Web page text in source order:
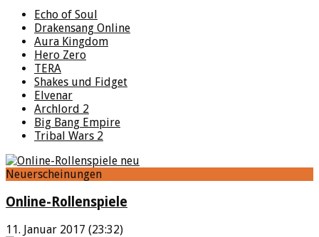
Echo of Soul
Drakensang Online
Aura Kingdom
Hero Zero
TERA
Shakes und Fidget
Elvenar
Archlord 2
Big Bang Empire
Tribal Wars 2
Neuerscheinungen
Online-Rollenspiele
11. Januar 2017 (23:32)